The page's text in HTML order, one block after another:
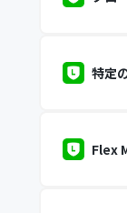
特定
Flex